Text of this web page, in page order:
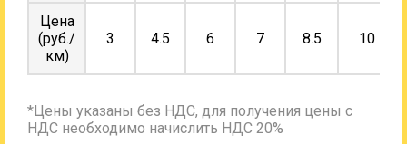
Цена
(руб./
км)
3 4.5 6 7 8.5 10
*Цены указаны без НДС, для получения цены с
НДС необходимо начислить НДС 20%